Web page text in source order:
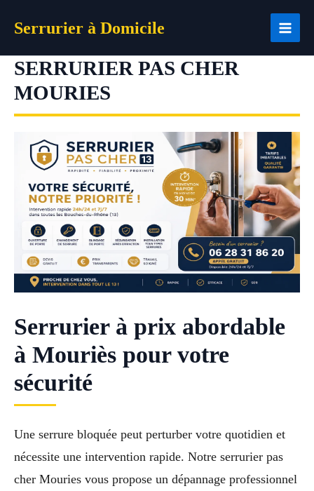
Serrurier à Domicile
SERRURIER PAS CHER
MOURIES
Serrurier à prix abordable
à Mouriès pour votre
sécurité
Une serrure bloquée peut perturber votre quotidien et
nécessite une intervention rapide. Notre serrurier pas
cher Mouries vous propose un dépannage professionnel